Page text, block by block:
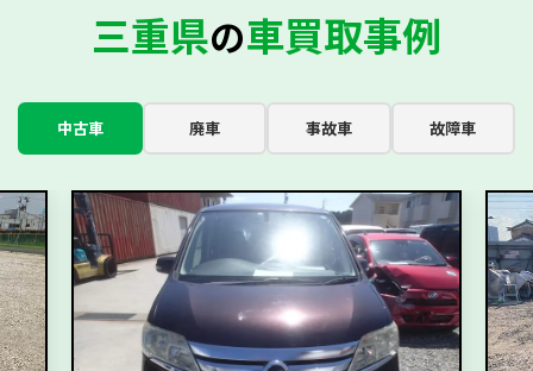
三重県の車買取事例
中古車 廃車 事故車 故障車